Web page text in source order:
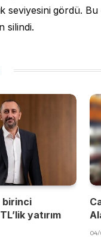
seviyesini gördü.
silindi.
birinci
yatırım